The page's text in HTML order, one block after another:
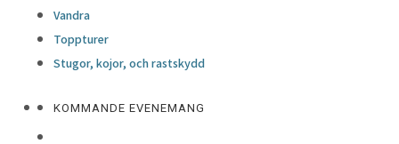
Vandra
Toppturer
Stugor, kojor, och rastskydd
KOMMANDE EVENEMANG